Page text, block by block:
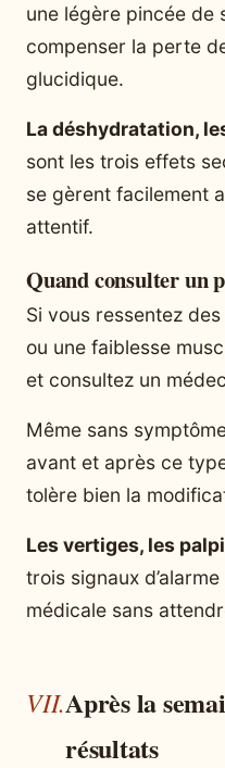
une légère pincée de
compenser la perte
glucidique.
La déshydratation,
sont les trois effets
se gèrent facilement
attentif.
Quand consulter un
Si vous ressentez
ou une faiblesse
et consultez un
Même sans
avant et après ce
tolère bien la
Les vertiges, les
trois signaux
médicale sans
Après la
résultats